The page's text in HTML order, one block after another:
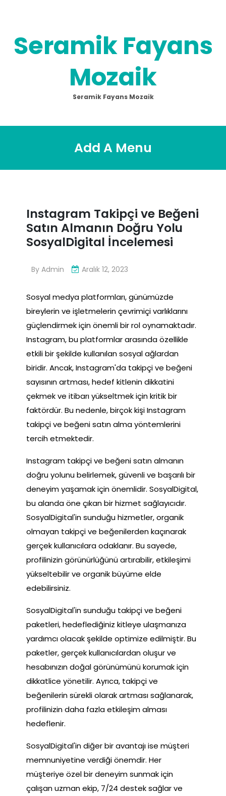
Seramik Fayans
Mozaik
Seramik Fayans Mozaik
Add A Menu
Instagram Takipçi ve Beğeni
Satın Almanın Doğru Yolu
SosyalDigital İncelemesi
By Admin Aralık 12, 2023
Sosyal medya platformları, günümüzde
bireylerin ve işletmelerin çevrimiçi varlıklarını
güçlendirmek için önemli bir rol oynamaktadır.
Instagram, bu platformlar arasında özellikle
etkili bir şekilde kullanılan sosyal ağlardan
biridir. Ancak, Instagram'da takipçi ve beğeni
sayısının artması, hedef kitlenin dikkatini
çekmek ve itibarı yükseltmek için kritik bir
faktördür. Bu nedenle, birçok kişi Instagram
takipçi ve beğeni satın alma yöntemlerini
tercih etmektedir.
Instagram takipçi ve beğeni satın almanın
doğru yolunu belirlemek, güvenli ve başarılı bir
deneyim yaşamak için önemlidir. SosyalDigital,
bu alanda öne çıkan bir hizmet sağlayıcıdır.
SosyalDigital'in sunduğu hizmetler, organik
olmayan takipçi ve beğenilerden kaçınarak
gerçek kullanıcılara odaklanır. Bu sayede,
profilinizin görünürlüğünü artırabilir, etkileşimi
yükseltebilir ve organik büyüme elde
edebilirsiniz.
SosyalDigital'in sunduğu takipçi ve beğeni
paketleri, hedeflediğiniz kitleye ulaşmanıza
yardımcı olacak şekilde optimize edilmiştir. Bu
paketler, gerçek kullanıcılardan oluşur ve
hesabınızın doğal görünümünü korumak için
dikkatlice yönetilir. Ayrıca, takipçi ve
beğenilerin sürekli olarak artması sağlanarak,
profilinizin daha fazla etkileşim alması
hedeflenir.
SosyalDigital'in diğer bir avantajı ise müşteri
memnuniyetine verdiği önemdir. Her
müşteriye özel bir deneyim sunmak için
çalışan uzman ekip, 7/24 destek sağlar ve